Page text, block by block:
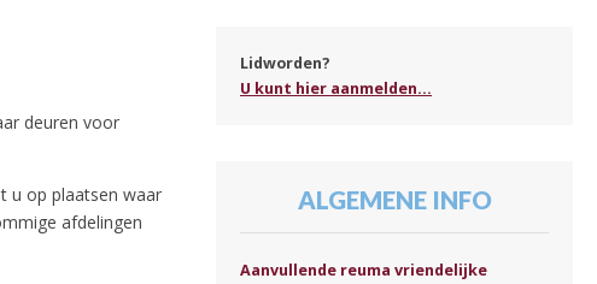
deuren voor
u op plaatsen waar
afdelingen
Lidworden?
U kunt hier aanmelden...
ALGEMENE INFO
Aanvullende reuma vriendelijke